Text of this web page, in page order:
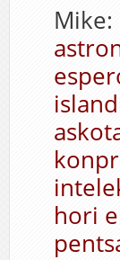
Mike:
hori